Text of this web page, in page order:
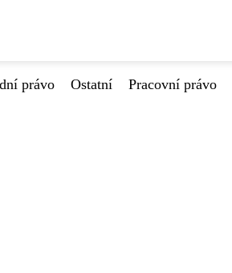
právo Ostatní Pracovní právo